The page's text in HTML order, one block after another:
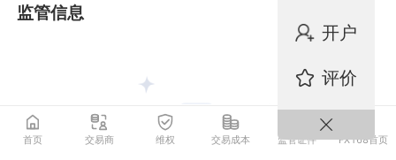
监管信息
开户
评价
首页 交易商 维权 交易成本 监管证件 FX168首页